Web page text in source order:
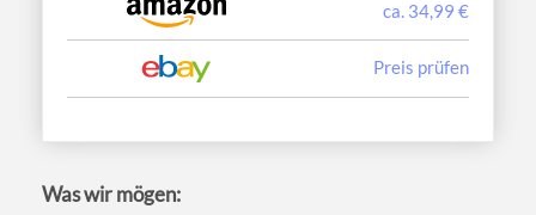
ca. 34,99 €
Preis prüfen
Was wir mögen: